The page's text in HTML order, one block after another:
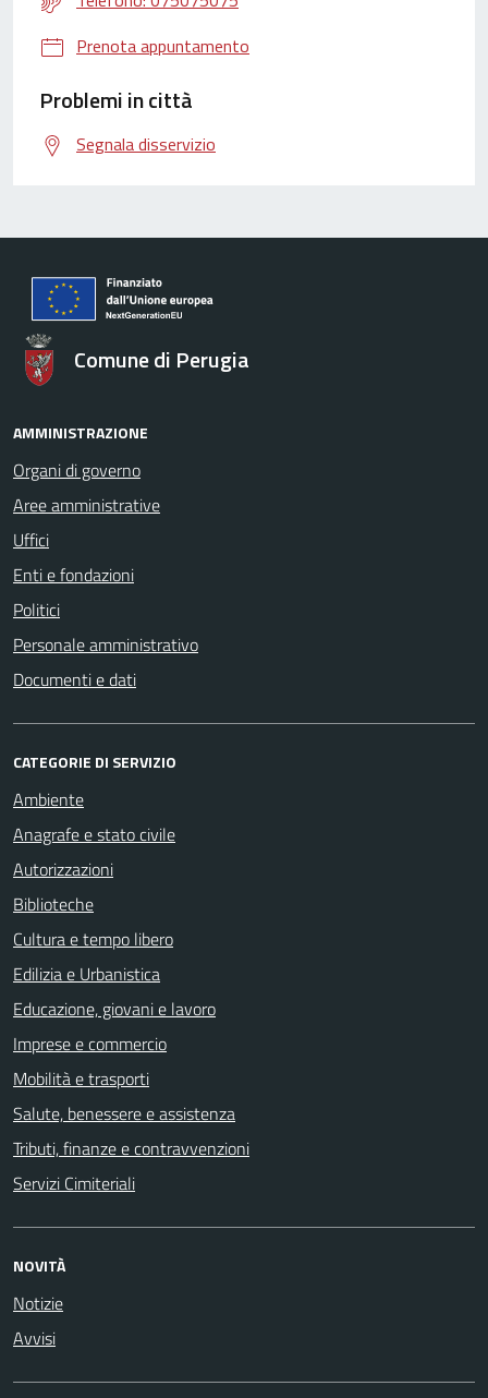
Prenota appuntamento
Problemi in città
Segnala disservizio
Comune di Perugia
AMMINISTRAZIONE
Organi di governo
Aree amministrative
Uffici
Enti e fondazioni
Politici
Personale amministrativo
Documenti e dati
CATEGORIE DI SERVIZIO
Ambiente
Anagrafe e stato civile
Autorizzazioni
Biblioteche
Cultura e tempo libero
Edilizia e Urbanistica
Educazione, giovani e lavoro
Imprese e commercio
Mobilità e trasporti
Salute, benessere e assistenza
Tributi, finanze e contravvenzioni
Servizi Cimiteriali
NOVITÀ
Notizie
Avvisi